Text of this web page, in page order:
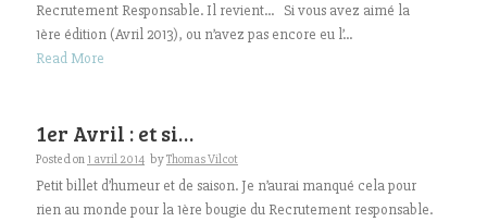
Recrutement Responsable. Il revient… Si vous avez aimé la
1ère édition (Avril 2013), ou n’avez pas encore eu l’...
Read More
1er Avril : et si…
Posted on 1 avril 2014 byThomas Vilcot
Petit billet d’humeur et de saison. Je n’aurai manqué cela pour
rien au monde pour la 1ère bougie du Recrutement responsable.